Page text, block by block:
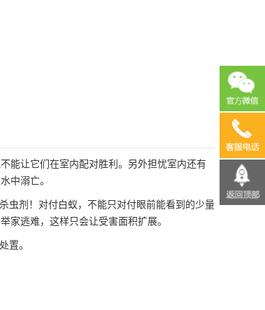
能让它们在室内配对胜利。另外担忧室内还有
中溺亡。
虫剂！对付白蚁，不能只对付眼前能看到的少量
家逃难，这样只会让受害面积扩展。
置。